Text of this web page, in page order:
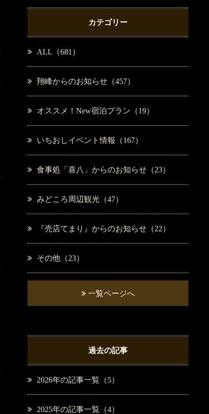
カテゴリー
ALL（681）
翔峰からのお知らせ（457）
オススメ！New宿泊プラン（19）
いちおしイベント情報（167）
食事処「喜八」からのお知らせ（23）
みどころ周辺観光（47）
『売店てまり』からのお知らせ（22）
その他（23）
一覧ページへ
過去の記事
2026年の記事一覧（5）
2025年の記事一覧（4）